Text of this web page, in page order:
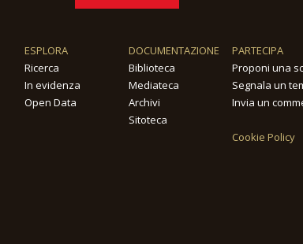
ESPLORA
Ricerca
In evidenza
Open Data
DOCUMENTAZIONE
Biblioteca
Mediateca
Archivi
Sitoteca
PARTECIPA
Proponi una
Segnala un
Invia un
Cookie Policy